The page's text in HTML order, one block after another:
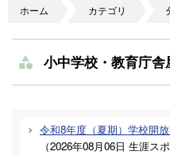
ホーム カテゴリ
小中学校・教育庁
令和8年度（夏期）学校開
（2026年08月06日 生涯ス